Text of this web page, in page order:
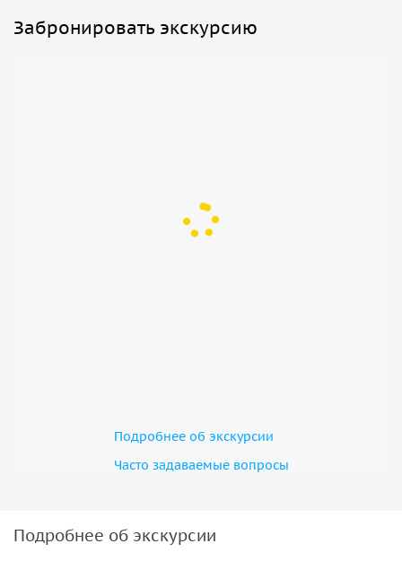
Забронировать экскурсию
Подробнее об экскурсии
Часто задаваемые вопросы
Подробнее об экскурсии